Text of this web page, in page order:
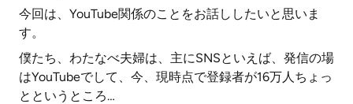
今回は、YouTube関係のことをお話ししたいと思いま
す。
僕たち、わたなべ夫婦は、主にSNSといえば、発信の場
はYouTubeでして、今、現時点で登録者が16万人ちょっ
とというところ…